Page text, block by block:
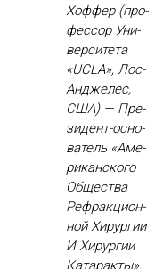
Хоф­фер (про­
фес­сор Уни­
вер­си­тета
«UCLA», Лос-
Ан­дже­лес,
США) — Пре­
зидент-ос­но­
ватель «Аме­
рикан­ско­го
Об­щес­тва
Реф­ракци­он­
ной Хи­рур­гии
И Хи­рур­гии
Ка­тарак­ты»,